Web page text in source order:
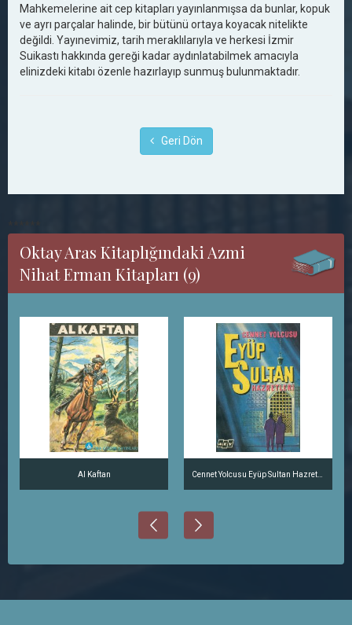
Mahkemelerine ait cep kitapları yayınlanmışsa da bunlar, kopuk
ve ayrı parçalar halinde, bir bütünü ortaya koyacak nitelikte
değildi. Yayınevimiz, tarih meraklılarıyla ve herkesi İzmir
Suikastı hakkında gereği kadar aydınlatabilmek amacıyla
elinizdeki kitabı özenle hazırlayıp sunmuş bulunmaktadır.
Geri Dön
Oktay Aras Kitaplığındaki Azmi
Nihat Erman Kitapları (9)
Al Kaftan